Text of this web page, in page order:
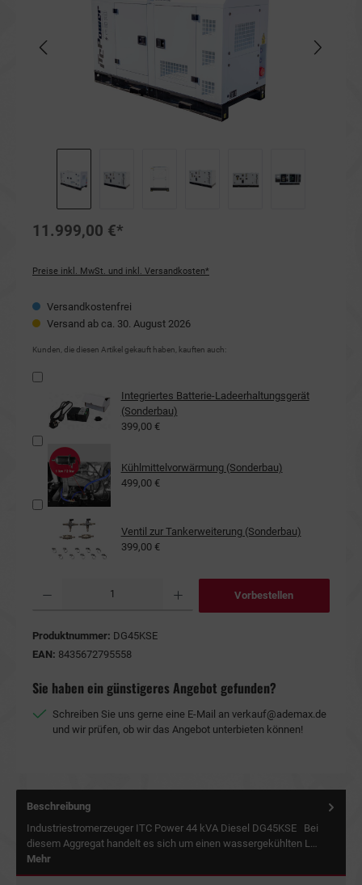
11.999,00 €*
Preise inkl. MwSt. und inkl. Versandkosten*
Versandkostenfrei
Versand ab ca. 30. August 2026
Kunden, die diesen Artikel gekauft haben, kauften auch:
Integriertes Batterie-Ladeerhaltungsgerät
(Sonderbau)
399,00 €
Kühlmittelvorwärmung (Sonderbau)
499,00 €
Ventil zur Tankerweiterung (Sonderbau)
399,00 €
Vorbestellen
Produktnummer: DG45KSE
EAN: 8435672795558
Sie haben ein günstigeres Angebot gefunden?
Schreiben Sie uns gerne eine E-Mail an verkauf@ademax.de
und wir prüfen, ob wir das Angebot unterbieten können!
Beschreibung
Industriestromerzeuger ITC Power 44 kVA Diesel DG45KSE Bei
diesem Aggregat handelt es sich um einen wassergekühlten L…
Mehr